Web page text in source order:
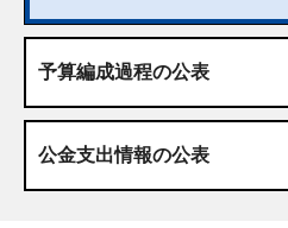
予算編成過程の公表
公金支出情報の公表